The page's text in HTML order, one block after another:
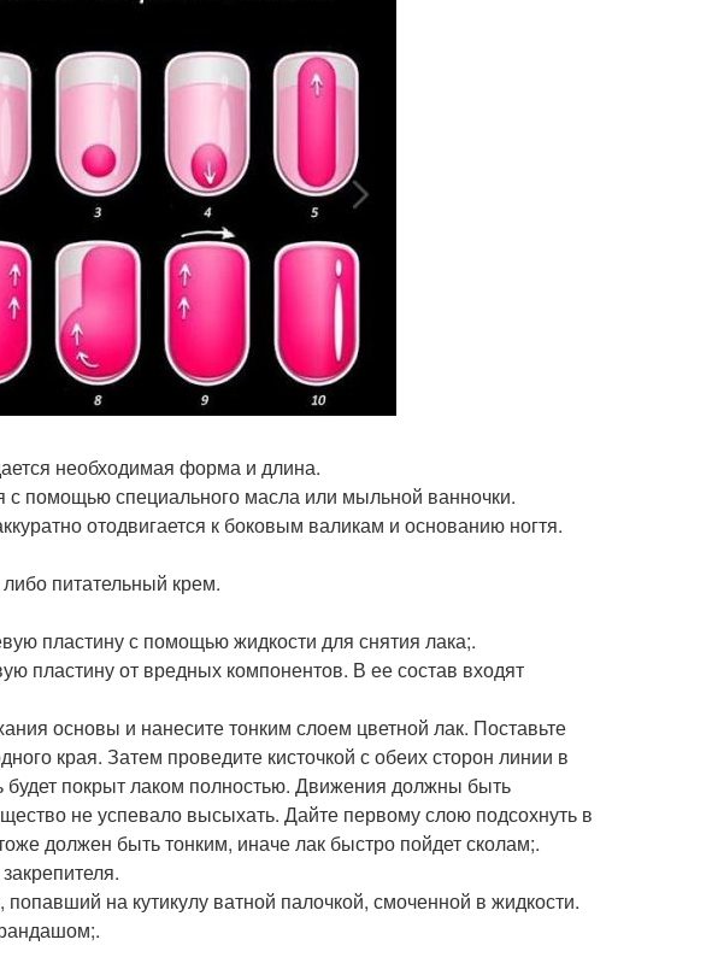
необходимая форма и длина.
с помощью специального масла или мыльной ванночки.
отодвигается к боковым валикам и основанию ногтя.
питательный крем.
пластину с помощью жидкости для снятия лака;.
пластину от вредных компонентов. В ее состав входят
основы и нанесите тонким слоем цветной лак. Поставьте
края. Затем проведите кисточкой с обеих сторон линии в
покрыт лаком полностью. Движения должны быть
не успевало высыхать. Дайте первому слою подсохнуть в
должен быть тонким, иначе лак быстро пойдет сколам;.
на кутикулу ватной палочкой, смоченной в жидкости.